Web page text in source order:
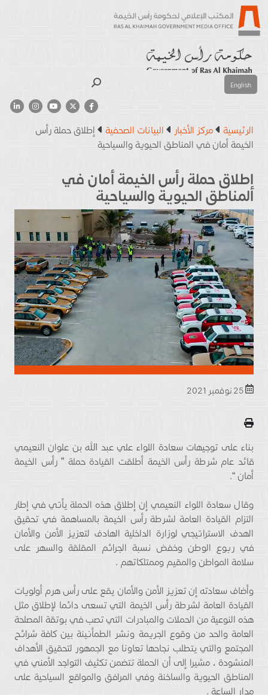
English
الرئيسية مركز الأخبار البيانات الصحفية
إطلاق حملة رأس
الخيمة أمان في المناطق الحيوية والسياحية
إطلاق حملة رأس الخيمة أمان في
المناطق الحيوية والسياحية
بناء على توجيهات سعادة اللواء علي عبد الله بن علوان النعيمي
قائد عام شرطة رأس الخيمة أطلقت القيادة حملة ” رأس الخيمة
أمان “.
وقال سعادة اللواء النعيمي إن إطلاق هذه الحملة يأتي في إطار
التزام القيادة العامة لشرطة رأس الخيمة بالمساهمة في تحقيق
الهدف الاستراتيجي لوزارة الداخلية الهادف لتعزيز الأمن والأمان
في ربوع الوطن وخفض نسبة الجرائم المقلقة والسهر على
سلامة المواطن والمقيم وممتلكاتهم .
وأضاف سعادته إن تعزيز الأمن والأمان يقع على رأس هرم أولويات
القيادة العامة لشرطة رأس الخيمة التي تسعى دائما لإطلاق مثل
هذه النوعية من الحملات والمبادرات التي تصب في بوتقة المصلحة
العامة والحد من وقوع الجريمة ونشر الطمأنينة بين كافة شرائح
المجتمع والتي يتطلب نجاحها تعاونا مع الجمهور لتحقيق الأهداف
المنشودة ، مشيرا إلى أن الحملة تتضمن تكثيف التواجد الأمني في
المناطق الحيوية والساخنة وفي المرافق والمواقع السياحية على
مدار الساعة .